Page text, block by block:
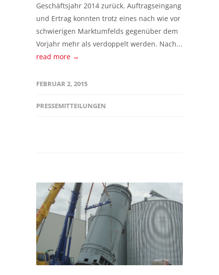
Geschäftsjahr 2014 zurück. Auftragseingang
und Ertrag konnten trotz eines nach wie vor
schwierigen Marktumfelds gegenüber dem
Vorjahr mehr als verdoppelt werden. Nach...
read more →
FEBRUAR 2, 2015
PRESSEMITTEILUNGEN